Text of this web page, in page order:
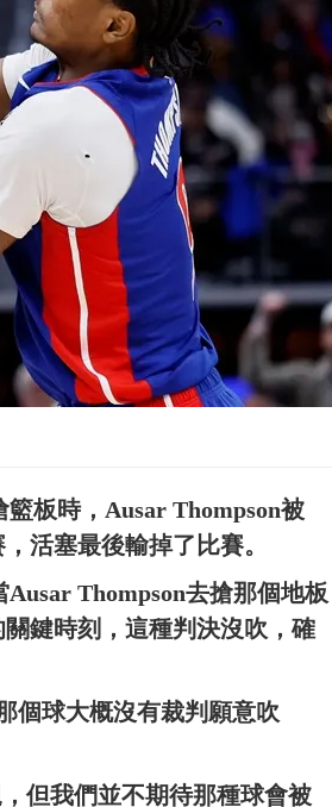
板時，Ausar Thompson被
活塞最後輸掉了比賽。
Thompson去搶那個地板
鍵時刻，這種判決沒吹，確
個球大概沒有裁判願意吹
但我們並不期待那種球會被